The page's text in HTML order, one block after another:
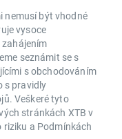
nemusí být vhodné
vysoce
seznámit se s
s obchodováním
s pravidly
Veškeré tyto
stránkách XTB v
riziku a Podmínkách